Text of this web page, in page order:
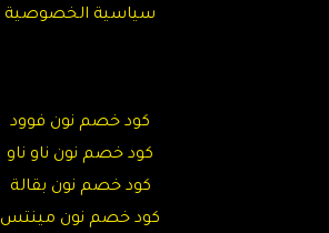
سياسية الخصوصية
كود خصم نون فوود
كود خصم نون ناو ناو
كود خصم نون بقالة
كود خصم نون مينتس